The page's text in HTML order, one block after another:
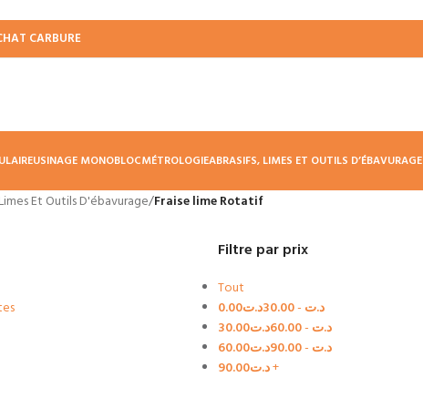
CARBURE
USINAGE MONOBLOCMÉTROLOGIEABRASIFS, LIMES ET OUTILS D’ÉBAVURAGE
Et Outils D'ébavurage/Fraise lime Rotatif
Filtre par prix
Tout
0.00
د.ت -
30.00د.ت
30.00
د.ت -
60.00د.ت
60.00
د.ت -
90.00د.ت
90.00د.ت+